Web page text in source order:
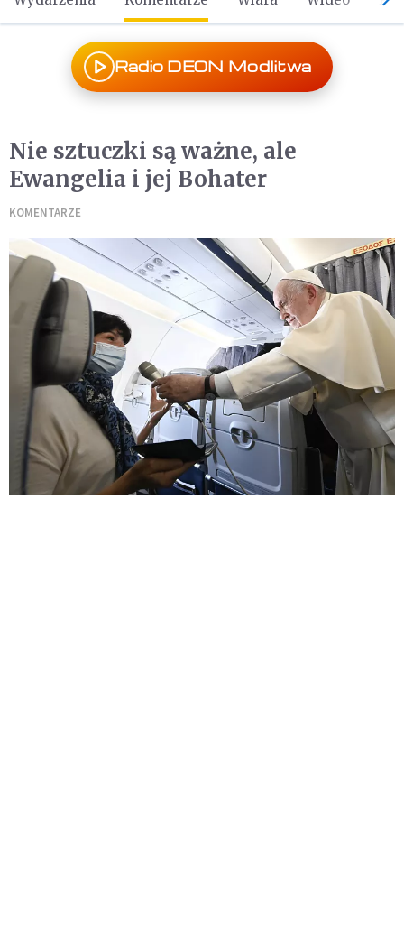
Radio DEON Modlitwa
Nie sztuczki są ważne, ale
Ewangelia i jej Bohater
KOMENTARZE